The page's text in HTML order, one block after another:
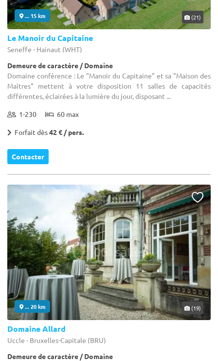
... 15 km (21)
Le Manoir du Capitaine
Seneffe - Hainaut (WHT)
Demeure de caractère / Domaine
Domaine conférence : Le "Manoir du Capitaine" et sa "Maison des
Maîtres" mettent à votre disposition 11 salles de capacités
différentes, éclairées à la lumière du jour, disposant ...
1-230 60 max
Forfait dès42 € / pers.
Contacter
... 20 km (19)
Domaine Allard
Uccle - Bruxelles-Capitale (BRU)
Demeure de caractère / Domaine